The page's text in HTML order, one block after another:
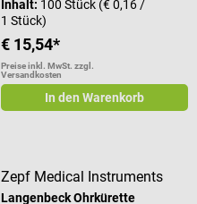
Inhalt: 100 Stück (€ 0,16 /
1 Stück)
€ 15,54*
Preise inkl. MwSt. zzgl.
Versandkosten
In den Warenkorb
Zepf Medical Instruments
Langenbeck Ohrkürette